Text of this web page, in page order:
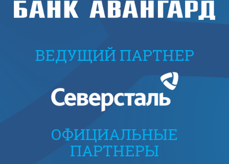
ВЕДУЩИЙ ПАРТНЕР
ОФИЦИАЛЬНЫЕ
ПАРТНЕРЫ